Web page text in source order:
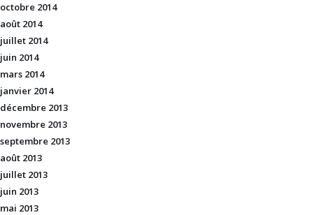
octobre 2014
août 2014
juillet 2014
juin 2014
mars 2014
janvier 2014
décembre 2013
novembre 2013
septembre 2013
août 2013
juillet 2013
juin 2013
mai 2013